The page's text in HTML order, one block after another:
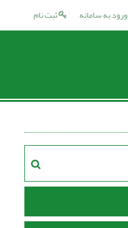
ثبت نام ورود به سامانه